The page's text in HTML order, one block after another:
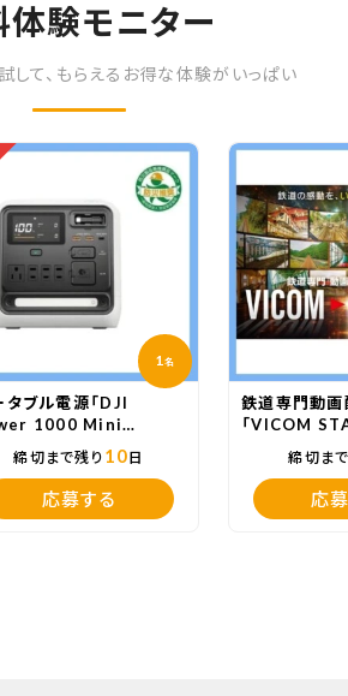
体験モニター
して、もらえるお得な体験がいっぱい
1名
タブル電源「DJI
1000 Mini
締切まで残り 10日
応募する
鉄道専門動画
「VICOM
締切ま
応